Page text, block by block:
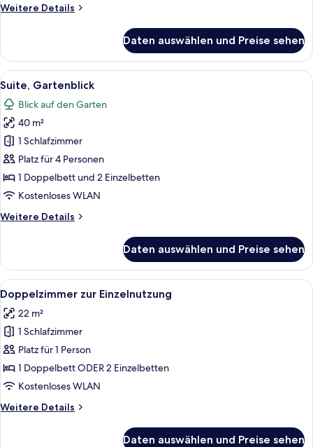
Weitere Details
Weitere
Suite
Daten auswählen und Preise sehen
Alle
Fotos
für
Suite,
Gartenblick
anzeigen
Ein Doppelbett mit weißer und
6
Suite, Gartenblick
Blick auf den Garten
40 m²
1 Schlafzimmer
Platz für 4 Personen
1 Doppelbett und 2 Einzelbetten
Kostenloses WLAN
Weitere Details
Weitere
Gartenblick
Daten auswählen und Preise sehen
Alle
Fotos
für
Doppelzimmer
zur
Einzelnutzung
anzeigen
Ein Hotelzimmer mit Bett, Fernseher,
5
Doppelzimmer zur Einzelnutzung
22 m²
1 Schlafzimmer
Platz für 1 Person
1 Doppelbett ODER 2 Einzelbetten
Kostenloses WLAN
Weitere Details
Weitere
Daten auswählen und Preise sehen